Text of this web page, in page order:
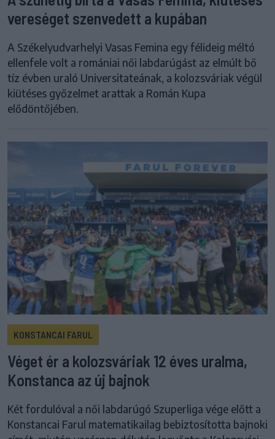
vereséget szenvedett a kupában
A Székelyudvarhelyi Vasas Femina egy félideig méltó
ellenfele volt a romániai női labdarúgást az elmúlt bő
tíz évben uraló Universitateának, a kolozsváriak végül
kiütéses győzelmet arattak a Román Kupa
elődöntőjében.
KONSTANCAI FARUL
Véget ér a kolozsváriak 12 éves uralma,
Konstanca az új bajnok
Két fordulóval a női labdarúgó Szuperliga vége előtt a
Konstancai Farul matematikailag bebiztosította bajnoki